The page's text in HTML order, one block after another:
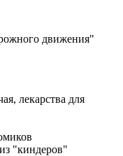
лекарства для
"киндеров"